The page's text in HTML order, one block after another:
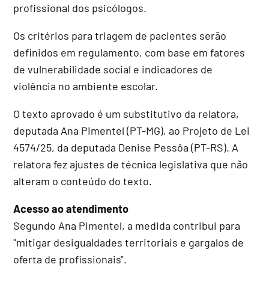
profissional dos psicólogos.
Os critérios para triagem de pacientes serão
definidos em regulamento, com base em fatores
de vulnerabilidade social e indicadores de
violência no ambiente escolar.
O texto aprovado é um substitutivo da relatora,
deputada Ana Pimentel (PT-MG), ao Projeto de Lei
4574/25, da deputada Denise Pessôa (PT-RS). A
relatora fez ajustes de técnica legislativa que não
alteram o conteúdo do texto.
Acesso ao atendimento
Segundo Ana Pimentel, a medida contribui para
"mitigar desigualdades territoriais e gargalos de
oferta de profissionais".